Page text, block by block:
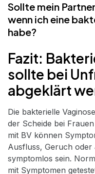
Sollte mein
wenn ich eine
habe?
Fazit:
sollte bei
abgeklärt
Die bakterielle
der Scheide bei
mit BV können
Ausfluss, Geruch
symptomlos sein.
mit Symptomen